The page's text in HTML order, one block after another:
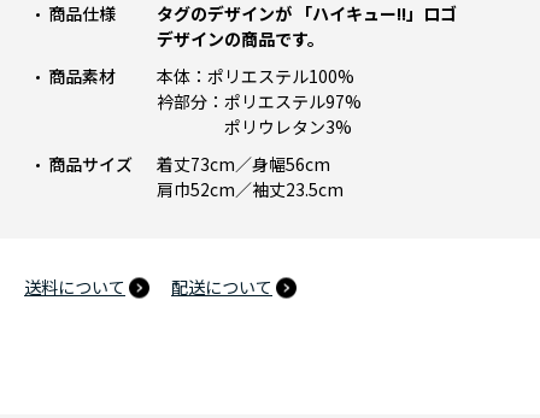
商品仕様
タグのデザインが 「ハイキュー!!」ロゴ
デザインの商品です。
商品素材
本体：ポリエステル100%
衿部分：ポリエステル97%
ポリウレタン3%
商品サイズ
着丈73cm／身幅56cm
肩巾52cm／袖丈23.5cm
送料について 配送について